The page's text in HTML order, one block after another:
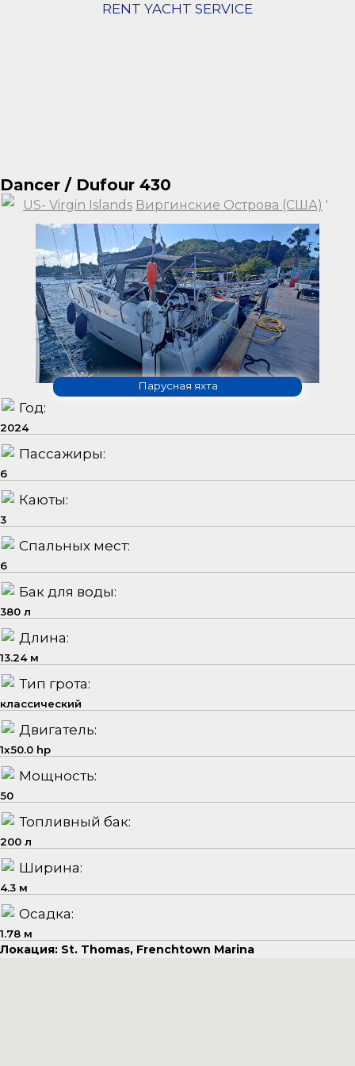
RENT YACHT SERVICE
Dancer / Dufour 430
US- Virgin Islands Виргинские Острова (США) '
Парусная яхта
Год:
2024
Пассажиры:
6
Каюты:
3
Спальных мест:
6
Бак для воды:
380 л
Длина:
13.24 м
Тип грота:
классический
Двигатель:
1x50.0 hp
Мощность:
50
Топливный бак:
200 л
Ширина:
4.3 м
Осадка:
1.78 м
Локация: St. Thomas, Frenchtown Marina